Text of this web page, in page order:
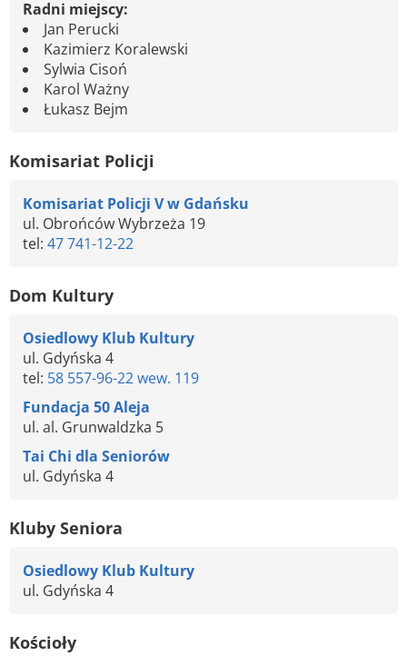
Radni miejscy:
Jan Perucki
Kazimierz Koralewski
Sylwia Cisoń
Karol Ważny
Łukasz Bejm
Komisariat Policji
Komisariat Policji V w Gdańsku
ul. Obrońców Wybrzeża 19
tel: 47 741-12-22
Dom Kultury
Osiedlowy Klub Kultury
ul. Gdyńska 4
tel: 58 557-96-22 wew. 119
Fundacja 50 Aleja
ul. al. Grunwaldzka 5
Tai Chi dla Seniorów
ul. Gdyńska 4
Kluby Seniora
Osiedlowy Klub Kultury
ul. Gdyńska 4
Kościoły